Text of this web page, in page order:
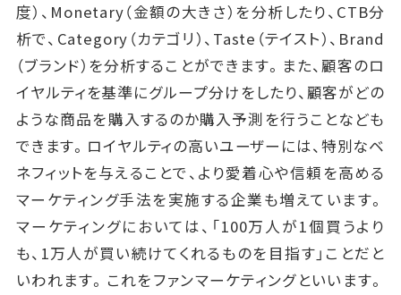
度）、Monetary（金額の大きさ）を分析したり、CTB分
析で、Category（カテゴリ）、Taste（テイスト）、Brand
（ブランド）を分析することができます。また、顧客のロ
イヤルティを基準にグループ分けをしたり、顧客がどの
ような商品を購入するのか購入予測を行うことなども
できます。ロイヤルティの高いユーザーには、特別なベ
ネフィットを与えることで、より愛着心や信頼を高める
マーケティング手法を実施する企業も増えています。
マーケティングにおいては、「100万人が1個買うより
も、1万人が買い続けてくれるものを目指す」ことだと
いわれます。これをファンマーケティングといいます。